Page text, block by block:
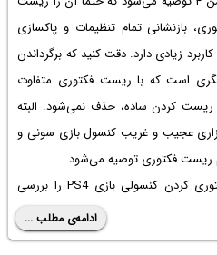
بازنشانی تمام تنظیمات و پاکسازی
زیادی دارد. دقت کنید که برگرداندن
است که با ریست فکتوری متفاوت
ریست کردن ساده، حذف نمی‌شود. البته
عجیب و غریب کنسول بازی سونی و
ریست فکتوری توصیه می‌شود.
در ادامه‌ی مقاله نحوه‌ی ریست فکتوری کردن کنسولی بازی PS4 را بررسی
ادامه‌ی مطلب ...